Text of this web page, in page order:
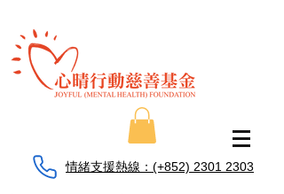
情緒支援熱線：​​(+852) 2301 2303